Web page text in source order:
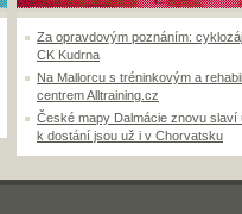
Za opravdovým poznáním:
CK Kudrna
Na Mallorcu s tréninkovým a
centrem Alltraining.cz
České mapy Dalmácie znovu slaví
k dostání jsou už i v Chorvatsku